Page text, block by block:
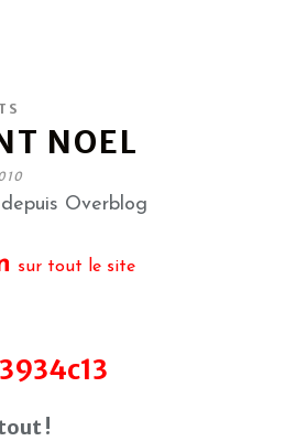
NOEL
Overblog
sur tout le site
!